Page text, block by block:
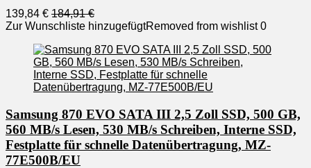
139,84 € 184,91 €
Zur Wunschliste hinzugefügtRemoved from wishlist 0
Samsung 870 EVO SATA III 2,5 Zoll SSD, 500 GB,
560 MB/s Lesen, 530 MB/s Schreiben, Interne SSD,
Festplatte für schnelle Datenübertragung, MZ-
77E500B/EU